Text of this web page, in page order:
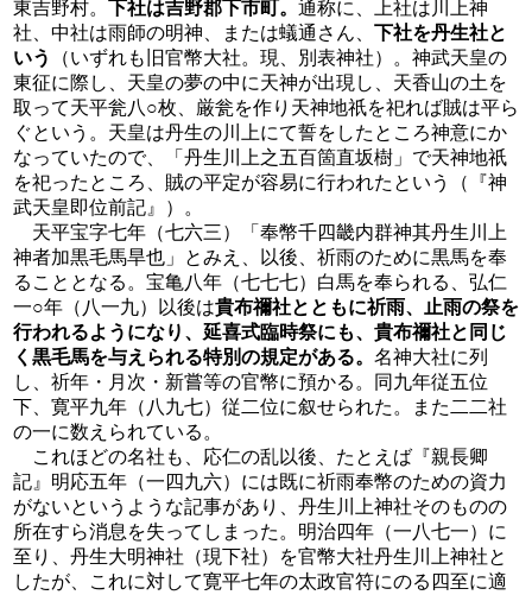
東吉野村。 下社は吉野郡下市町。 通称に、上社は川上神
社、中社は雨師の明神、または蟻通さん、 下社を丹生社と
いう
（いずれも旧官幣大社。現、別表神社）。神武天皇の
東征に際し、天皇の夢の中に天神が出現し、天香山の土を
取って天平瓮八○枚、厳瓮を作り天神地祇を祀れば賊は平ら
ぐという。天皇は丹生の川上にて誓をしたところ神意にか
なっていたので、「丹生川上之五百箇直坂樹」で天神地祇
を祀ったところ、賊の平定が容易に行われたという（『神
武天皇即位前記』）。
天平宝字七年（七六三）「奉幣千四畿内群神其丹生川上
神者加黒毛馬旱也」とみえ、以後、祈雨のために黒馬を奉
ることとなる。宝亀八年（七七七）白馬を奉られる、弘仁
一○年（八一九）以後は貴布禰社とともに祈雨、止雨の祭を
行われるようになり、延喜式臨時祭にも、貴布禰社と同じ
く黒毛馬を与えられる特別の規定がある。 名神大社に列
し、祈年・月次・新嘗等の官幣に預かる。同九年従五位
下、寛平九年（八九七）従二位に叙せられた。また二二社
の一に数えられている。
これほどの名社も、応仁の乱以後、たとえば『親長卿
記』明応五年（一四九六）には既に祈雨奉幣のための資力
がないというような記事があり、丹生川上神社そのものの
所在すら消息を失ってしまった。明治四年（一八七一）に
至り、丹生大明神社（現下社）を官幣大社丹生川上神社と
したが、これに対して寛平七年の太政官符にのる四至に適